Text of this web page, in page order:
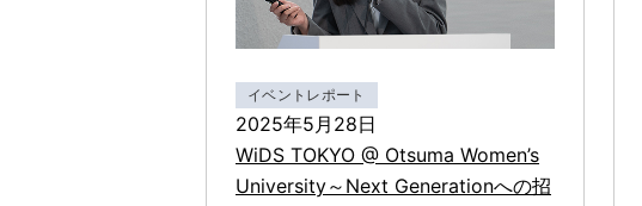
イベントレポート
2025年5月28日
WiDS TOKYO @ Otsuma Women’s
University～Next Generationへの招